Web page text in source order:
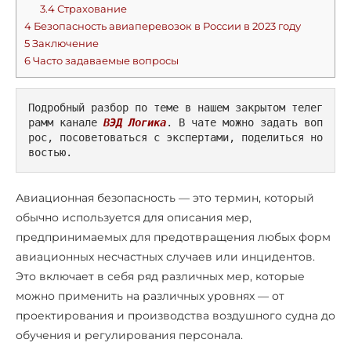
3.4Страхование
4 Безопасность авиаперевозок в России в 2023 году
5Заключение
6Часто задаваемые вопросы
Подробный разбор по теме в нашем закрытом телег
рамм канале ВЭД Логика. В чате можно задать воп
рос, посоветоваться с экспертами, поделиться но
востью.
Авиационная безопасность — это термин, который
обычно используется для описания мер,
предпринимаемых для предотвращения любых форм
авиационных несчастных случаев или инцидентов.
Это включает в себя ряд различных мер, которые
можно применить на различных уровнях — от
проектирования и производства воздушного судна до
обучения и регулирования персонала.